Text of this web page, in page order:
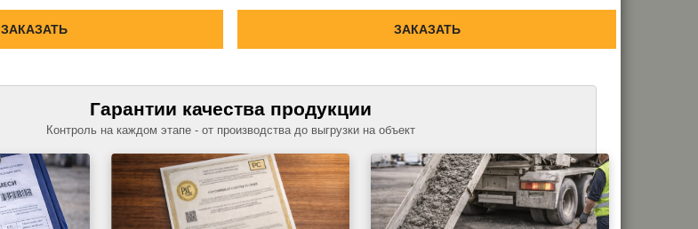
ЗАКАЗАТЬ ЗАКАЗАТЬ
Гарантии качества продукции
Контроль на каждом этапе - от производства до выгрузки на объект